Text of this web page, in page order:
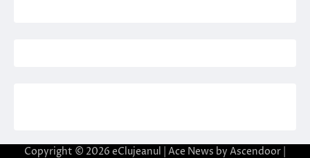
Copyright © 2026 eClujeanul | Ace News by Ascendoor